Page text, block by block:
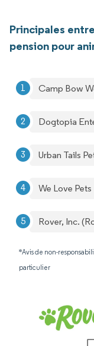
Principales
pension pour
Camp Bow
Dogtopia
Urban Tails
We Love Pets
Rover, Inc.
*Avis de non-
particulier